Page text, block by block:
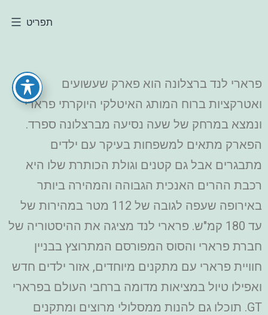
תפריט
פרארי לנד ברצלונה הוא פארק שעשועים
ואטרקציות ברוח המותג האיטלקי היוקרתי פרארי
ונמצא במרחק של שעה נסיעה מברצלונה ספרד.
הפארק מתאים למשפחות בעיקר עם ילדים
מתבגרים אבל גם קטנים וגולת הכותרת שלו היא
רכבת ההרים האנכית הגבוהה והמהירה ביותר
באירופה שעפה לגובה של 112 מטר במהירות של
עד 180 קמ"ש. פרארי לנד מציגה את ההיסטוריה של
חברת פרארי והסוס המפורסם המתרוצץ בבניין
חוויית פרארי עם מתקנים מיוחדים, אזור ילדים חדש
ואפילו טיול במציאות מדומה ברחבי העולם בפרארי
GT. תוכלו גם להנות ממסלולי מרוצים ומתקנים